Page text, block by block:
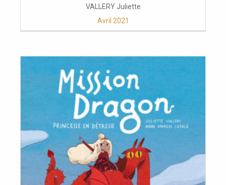
VALLERY Juliette
Avril 2021